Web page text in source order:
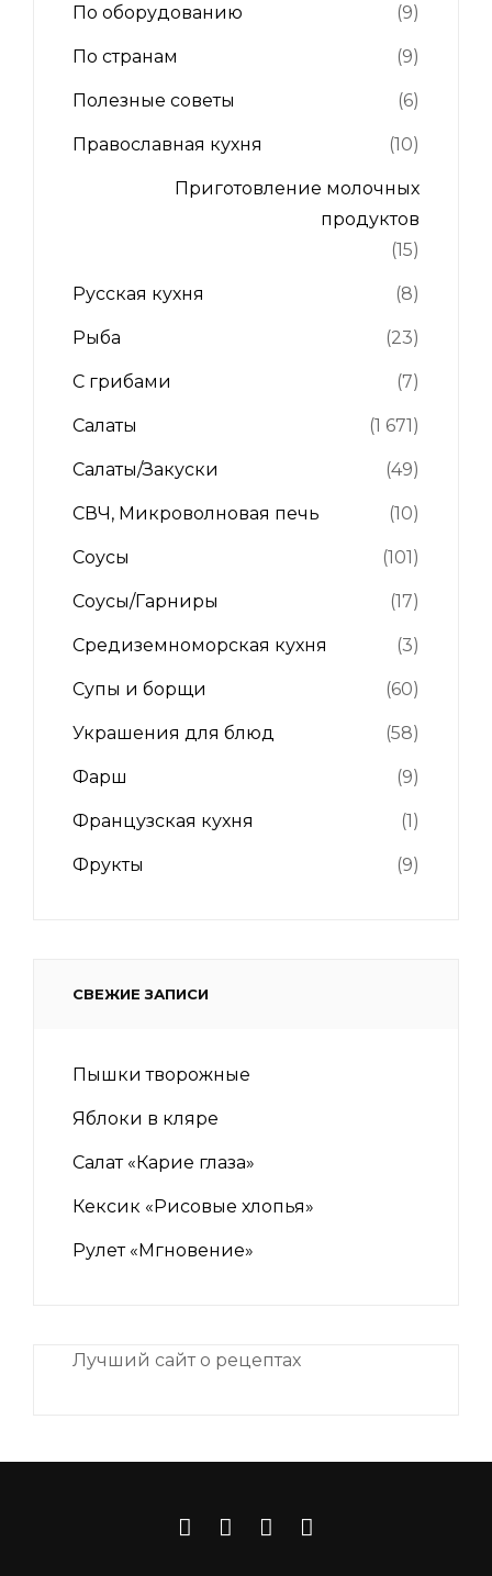
По оборудованию (9)
По странам (9)
Полезные советы (6)
Православная кухня (10)
Приготовление молочных
продуктов
(15)
Русская кухня (8)
Рыба (23)
С грибами (7)
Салаты (1 671)
Салаты/Закуски (49)
СВЧ, Микроволновая печь (10)
Соусы (101)
Соусы/Гарниры (17)
Средиземноморская кухня (3)
Супы и борщи (60)
Украшения для блюд (58)
Фарш (9)
Французская кухня (1)
Фрукты (9)
СВЕЖИЕ ЗАПИСИ
Пышки творожные
Яблоки в кляре
Салат «Карие глаза»
Кексик «Рисовые хлопья»
Рулет «Мгновение»
Лучший сайт о рецептах
iNii.ruinstagram
facebook